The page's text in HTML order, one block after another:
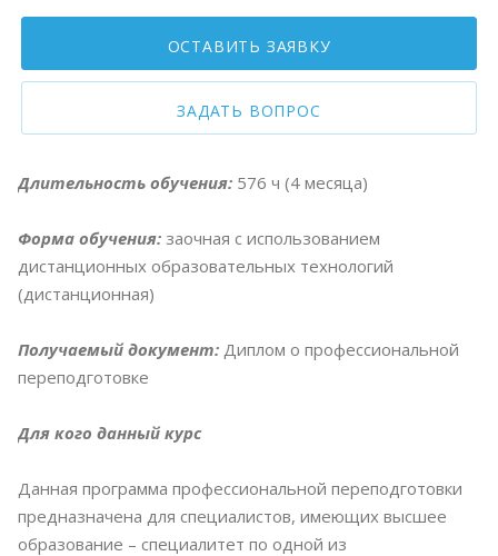
ОСТАВИТЬ ЗАЯВКУ
ЗАДАТЬ ВОПРОС
Длительность обучения: 576 ч (4 месяца)
Форма обучения: заочная с использованием
дистанционных образовательных технологий
(дистанционная)
Получаемый документ: Диплом о профессиональной
переподготовке
Для кого данный курс
Данная программа профессиональной переподготовки
предназначена для специалистов, имеющих высшее
образование – специалитет по одной из